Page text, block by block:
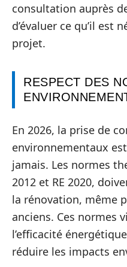
consultation auprès
d’évaluer ce qu’il est
projet.
RESPECT DES
En 2026, la prise de
environnementaux
jamais. Les normes
2012 et RE 2020,
la rénovation, même
anciens. Ces normes
l’efficacité
réduire les impacts